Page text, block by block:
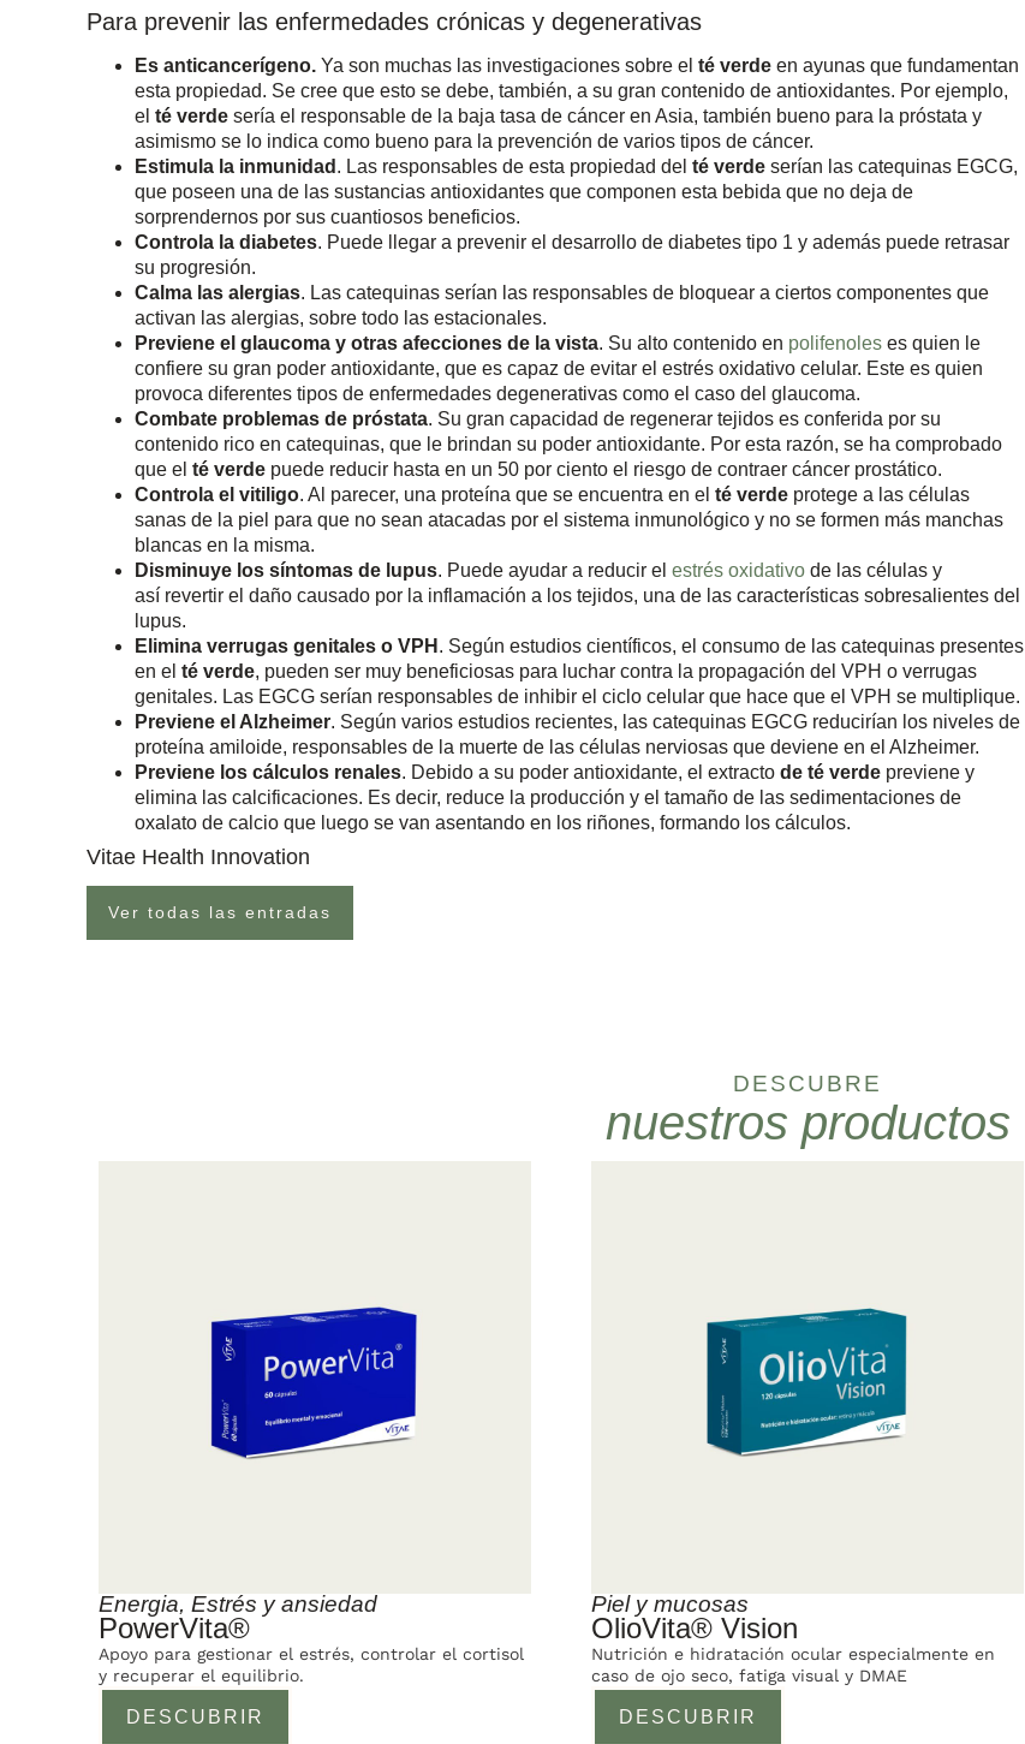
Para prevenir las enfermedades crónicas y degenerativas
Es anticancerígeno. Ya son muchas las investigaciones sobre el té verde en ayunas que fundamentan
esta propiedad. Se cree que esto se debe, también, a su gran contenido de antioxidantes. Por ejemplo,
el té verde sería el responsable de la baja tasa de cáncer en Asia, también bueno para la próstata y
asimismo se lo indica como bueno para la prevención de varios tipos de cáncer.
Estimula la inmunidad . Las responsables de esta propiedad del té verde serían las catequinas EGCG,
que poseen una de las sustancias antioxidantes que componen esta bebida que no deja de
sorprendernos por sus cuantiosos beneficios.
Controla la diabetes. Puede llegar a prevenir el desarrollo de diabetes tipo 1 y además puede retrasar
su progresión.
Calma las alergias. Las catequinas serían las responsables de bloquear a ciertos componentes que
activan las alergias, sobre todo las estacionales.
Previene el glaucoma y otras afecciones de la vista. Su alto contenido en polifenoles es quien le
confiere su gran poder antioxidante, que es capaz de evitar el estrés oxidativo celular. Este es quien
provoca diferentes tipos de enfermedades degenerativas como el caso del glaucoma.
Combate problemas de próstata. Su gran capacidad de regenerar tejidos es conferida por su
contenido rico en catequinas, que le brindan su poder antioxidante. Por esta razón, se ha comprobado
que el té verde puede reducir hasta en un 50 por ciento el riesgo de contraer cáncer prostático.
Controla el vitiligo. Al parecer, una proteína que se encuentra en el té verde protege a las células
sanas de la piel para que no sean atacadas por el sistema inmunológico y no se formen más manchas
blancas en la misma.
Disminuye los síntomas de lupus. Puede ayudar a reducir el estrés oxidativo de las células y
así revertir el daño causado por la inflamación a los tejidos, una de las características sobresalientes del
lupus.
Elimina verrugas genitales o VPH . Según estudios científicos, el consumo de las catequinas presentes
en el té verde, pueden ser muy beneficiosas para luchar contra la propagación del VPH o verrugas
genitales. Las EGCG serían responsables de inhibir el ciclo celular que hace que el VPH se multiplique.
Previene el Alzheimer. Según varios estudios recientes, las catequinas EGCG reducirían los niveles de
proteína amiloide, responsables de la muerte de las células nerviosas que deviene en el Alzheimer.
Previene los cálculos renales. Debido a su poder antioxidante, el extracto de té verde previene y
elimina las calcificaciones. Es decir, reduce la producción y el tamaño de las sedimentaciones de
oxalato de calcio que luego se van asentando en los riñones, formando los cálculos.
Vitae Health Innovation
Ver todas las entradas
DESCUBRE
nuestros productos
Energia, Estrés y ansiedad
PowerVita®
DESCUBRIR
Apoyo para gestionar el estrés, controlar el cortisol
y recuperar el equilibrio.
Piel y mucosas
OlioVita® Vision
DESCUBRIR
Nutrición e hidratación ocular especialmente en
caso de ojo seco, fatiga visual y DMAE